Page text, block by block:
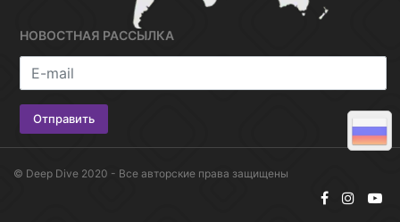
НОВОСТНАЯ РАССЫЛКА
© Deep Dive 2020 - Все авторские права защищены